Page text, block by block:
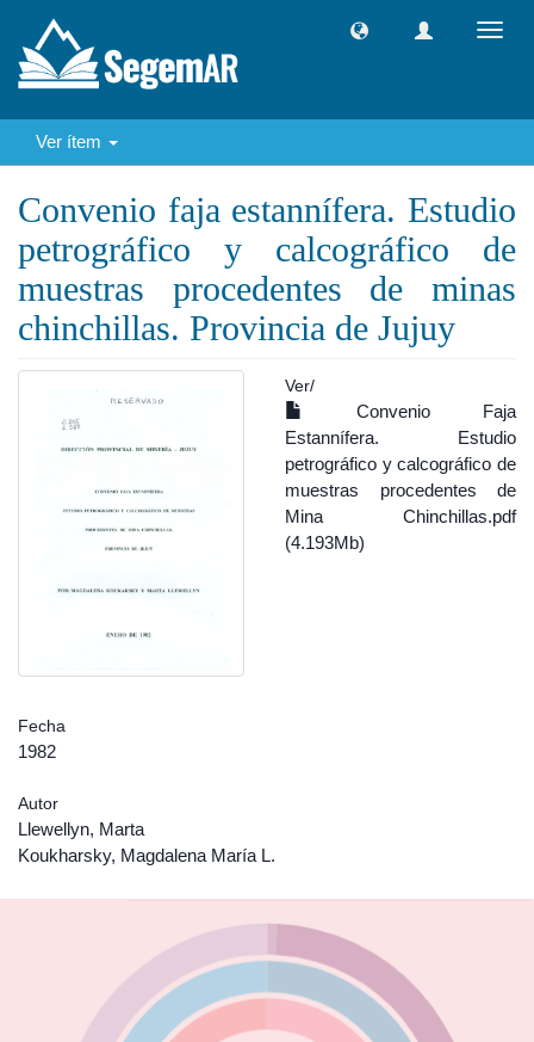
Ver ítem
Convenio faja estannífera. Estudio
petrográfico y calcográfico de
muestras procedentes de minas
chinchillas. Provincia de Jujuy
Ver/
Convenio Faja
Estannífera. Estudio
petrográfico y calcográfico de
muestras procedentes de
Mina Chinchillas.pdf
(4.193Mb)
Fecha
1982
Autor
Llewellyn, Marta
Koukharsky, Magdalena María L.